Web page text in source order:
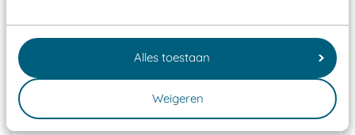
Alles toestaan
Weigeren